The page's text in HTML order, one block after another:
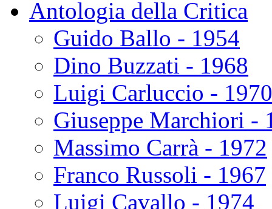
Antologia della Critica
Guido Ballo - 1954
Dino Buzzati - 1968
Luigi Carluccio - 1970
Giuseppe Marchiori -
Massimo Carrà - 1972
Franco Russoli - 1967
Luigi Cavallo - 1974